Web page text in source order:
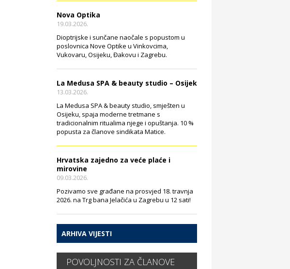
Nova Optika
19.03.2026.
Dioptrijske i sunčane naočale s popustom u
poslovnica Nove Optike u Vinkovcima,
Vukovaru, Osijeku, Đakovu i Zagrebu.
La Medusa SPA & beauty studio – Osijek
13.03.2026.
La Medusa SPA & beauty studio, smješten u
Osijeku, spaja moderne tretmane s
tradicionalnim ritualima njege i opuštanja. 10 %
popusta za članove sindikata Matice.
Hrvatska zajedno za veće plaće i
mirovine
09.03.2026.
Pozivamo sve građane na prosvjed 18. travnja
2026. na Trg bana Jelačića u Zagrebu u 12 sati!
ARHIVA VIJESTI
POVOLJNOSTI ZA ČLANOVE